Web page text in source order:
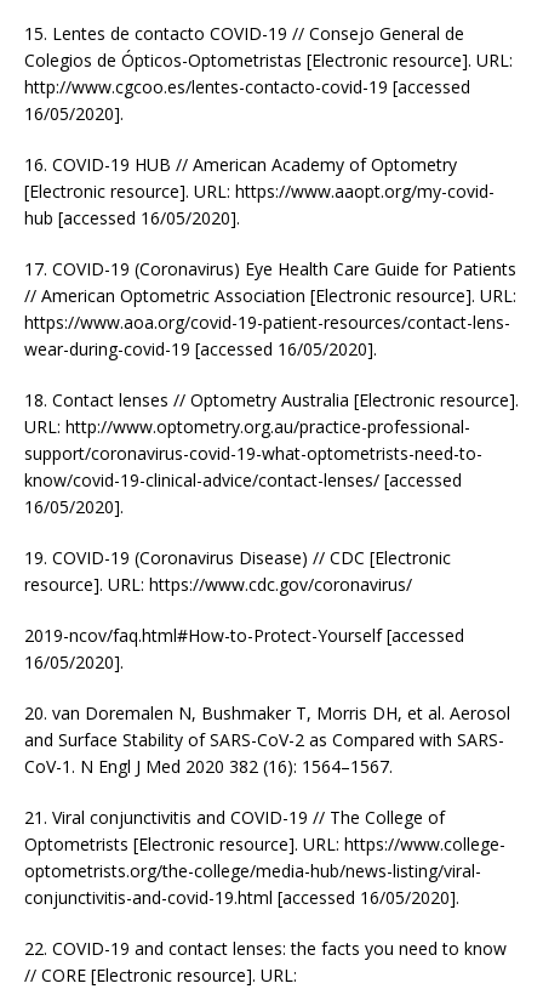
15. Lentes de contacto COVID-19 // Consejo General de
Colegios de Ópticos-Optometristas [Electronic resource]. URL:
http://www.cgcoo.es/lentes-contacto-covid-19 [accessed
16/05/2020].
16. COVID-19 HUB // American Academy of Optometry
[Electronic resource]. URL: https://www.aaopt.org/my-covid-
hub [accessed 16/05/2020].
17. COVID-19 (Coronavirus) Eye Health Care Guide for Patients
// American Optometric Association [Electronic resource]. URL:
https://www.aoa.org/covid-19-patient-resources/contact-lens-
wear-during-covid-19 [accessed 16/05/2020].
18. Contact lenses // Optometry Australia [Electronic resource].
URL: http://www.optometry.org.au/practice-professional-
support/coronavirus-covid-19-what-optometrists-need-to-
know/covid-19-clinical-advice/contact-lenses/ [accessed
16/05/2020].
19. COVID-19 (Coronavirus Disease) // CDC [Electronic
resource]. URL: https://www.cdc.gov/coronavirus/
2019-ncov/faq.html#How-to-Protect-Yourself [accessed
16/05/2020].
20. van Doremalen N, Bushmaker T, Morris DH, et al. Aerosol
and Surface Stability of SARS-CoV-2 as Compared with SARS-
CoV-1. N Engl J Med 2020 382 (16): 1564–1567.
21. Viral conjunctivitis and COVID-19 // The College of
Optometrists [Electronic resource]. URL: https://www.college-
optometrists.org/the-college/media-hub/news-listing/viral-
conjunctivitis-and-covid-19.html [accessed 16/05/2020].
22. COVID-19 and contact lenses: the facts you need to know
// CORE [Electronic resource]. URL: